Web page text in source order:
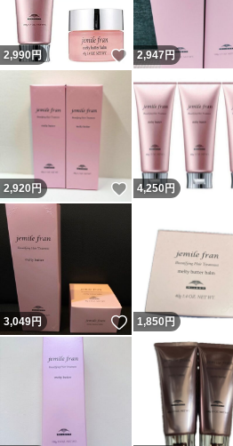
2,990円 いいね！
2,947円
2,920円 いいね！
4,250円
3,049円 いいね！
1,850 円